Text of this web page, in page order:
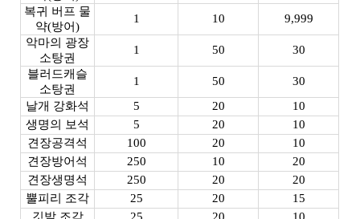
복귀 버프 물
약(방어)
1 10
9,999
악마의 광장
소탕권
1 50
30
블러드캐슬
소탕권
1 50
30
날개 강화석
5 20
10
생명의 보석
5 20
10
견장공격석
100 20
10
견장방어석
250 10
20
견장생명석
250 20
20
뿔피리 조각
25 20
15
깃발 조각
25 20
10